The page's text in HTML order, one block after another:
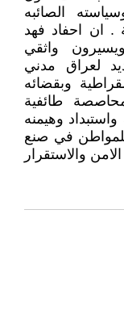
الصائبه
. ان احفاد فهد
واثقي
لعراق مدني
وبقضائه
محاصصة طائفية
وهيمنه
في صنع
والاستقرار